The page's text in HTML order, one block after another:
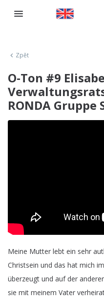
Zpět
O-Ton #9
RONDA Gruppe
Meine Mutter lebt ein sehr
Christsein und das hat mich
überzeugt und auf der
sie mit meinem Vater